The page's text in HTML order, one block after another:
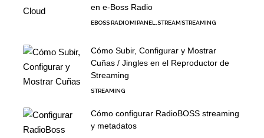
en e-Boss Radio
EBOSS RADIOMIPANEL.STREAMSTREAMING
Cómo Subir, Configurar y Mostrar
Cuñas / Jingles en el Reproductor de
Streaming
STREAMING
Cómo configurar RadioBOSS streaming
y metadatos